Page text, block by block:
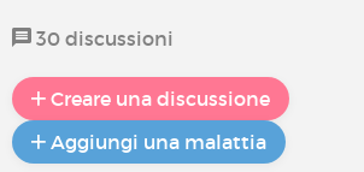
30 discussioni
Creare una discussione
Aggiungi una malattia